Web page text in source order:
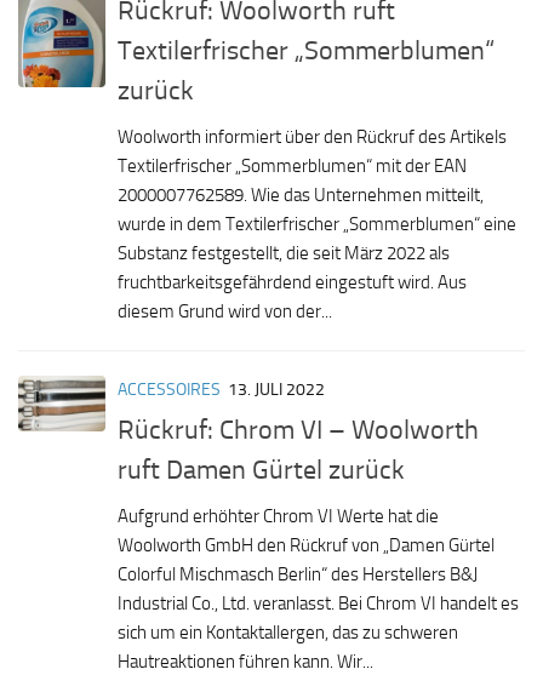
Rückruf: Woolworth ruft
Textilerfrischer „Sommerblumen“
zurück
Woolworth informiert über den Rückruf des Artikels
Textilerfrischer „Sommerblumen“ mit der EAN
2000007762589. Wie das Unternehmen mitteilt,
wurde in dem Textilerfrischer „Sommerblumen“ eine
Substanz festgestellt, die seit März 2022 als
fruchtbarkeitsgefährdend eingestuft wird. Aus
diesem Grund wird von der...
ACCESSOIRES 13. JULI 2022
Rückruf: Chrom VI – Woolworth
ruft Damen Gürtel zurück
Aufgrund erhöhter Chrom VI Werte hat die
Woolworth GmbH den Rückruf von „Damen Gürtel
Colorful Mischmasch Berlin“ des Herstellers B&J
Industrial Co., Ltd. veranlasst. Bei Chrom VI handelt es
sich um ein Kontaktallergen, das zu schweren
Hautreaktionen führen kann. Wir...